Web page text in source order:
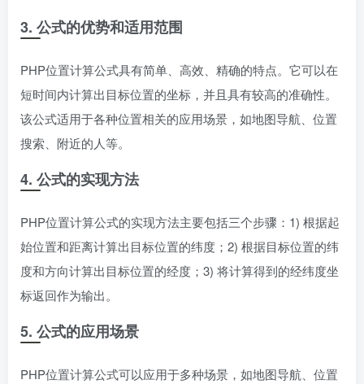
3. 公式的优势和适用范围
PHP位置计算公式具有简单、高效、精确的特点。它可以在
短时间内计算出目标位置的坐标，并且具有较高的准确性。
该公式适用于各种位置相关的应用场景，如地图导航、位置
搜索、附近的人等。
4. 公式的实现方法
PHP位置计算公式的实现方法主要包括三个步骤：1) 根据起
始位置和距离计算出目标位置的纬度；2) 根据目标位置的纬
度和方向计算出目标位置的经度；3) 将计算得到的经纬度坐
标返回作为输出。
5. 公式的应用场景
PHP位置计算公式可以应用于多种场景，如地图导航、位置